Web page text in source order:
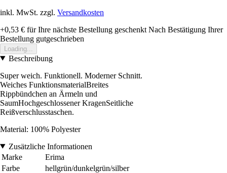
inkl. MwSt. zzgl. Versandkosten
+0,53 € für Ihre nächste Bestellung geschenkt Nach Bestätigung Ihrer
Bestellung gutgeschrieben
Loading...
Beschreibung
Super weich. Funktionell. Moderner Schnitt.
Weiches FunktionsmaterialBreites
Rippbündchen an Ärmeln und
SaumHochgeschlossener KragenSeitliche
Reißverschlusstaschen.
Material: 100% Polyester
Zusätzliche Informationen
Marke
Erima
Farbe
hellgrün/dunkelgrün/silber